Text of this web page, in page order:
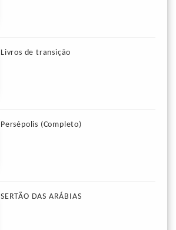
Livros de transição
Persépolis (Completo)
SERTÃO DAS ARÁBIAS